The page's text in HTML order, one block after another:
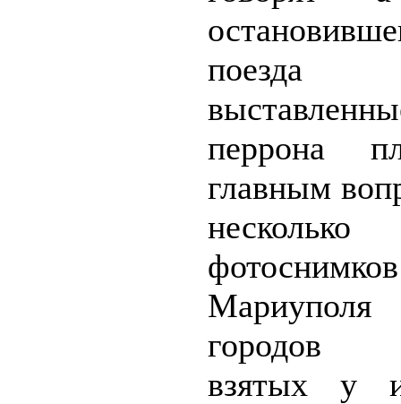
поезда
перрона
главным
несколько
Мариуполя
городов
взятых у